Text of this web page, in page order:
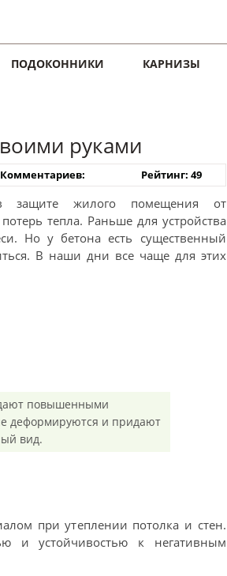
ПОДОКОННИКИ КАРНИЗЫ
руками
Комментариев: Рейтинг: 49
в защите жилого помещения от
тепла. Раньше для устройства
Но у бетона есть существенный
В наши дни все чаще для этих
повышенными
деформируются и придают
вид.
при утеплении потолка и стен.
и устойчивостью к негативным